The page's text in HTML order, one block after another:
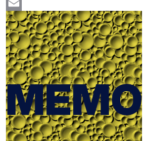
Facebook
Email